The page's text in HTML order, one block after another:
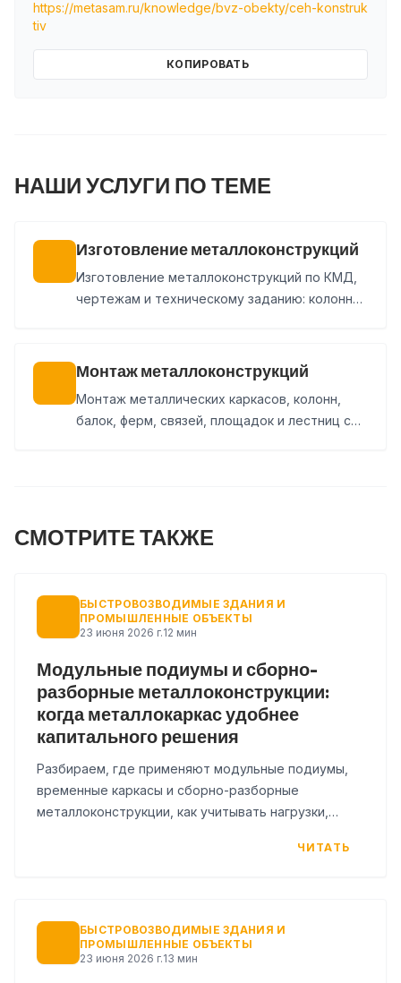
https://metasam.ru/knowledge/bvz-obekty/ceh-konstruk
tiv
КОПИРОВАТЬ
НАШИ УСЛУГИ ПО ТЕМЕ
Изготовление металлоконструкций
Изготовление металлоконструкций по КМД,
чертежам и техническому заданию: колонны,
и монтаж могут быть включены в состав
Монтаж металлоконструкций
Монтаж металлических каркасов, колонн,
балок, ферм, связей, площадок и лестниц с
СМОТРИТЕ ТАКЖЕ
БЫСТРОВОЗВОДИМЫЕ ЗДАНИЯ И
ПРОМЫШЛЕННЫЕ ОБЪЕКТЫ
23 июня 2026 г.12 мин
Модульные подиумы и сборно-
разборные металлоконструкции:
когда металлокаркас удобнее
капитального решения
Разбираем, где применяют модульные подиумы,
временные каркасы и сборно-разборные
металлоконструкции, как учитывать нагрузки,
ЧИТАТЬ
БЫСТРОВОЗВОДИМЫЕ ЗДАНИЯ И
ПРОМЫШЛЕННЫЕ ОБЪЕКТЫ
23 июня 2026 г.13 мин